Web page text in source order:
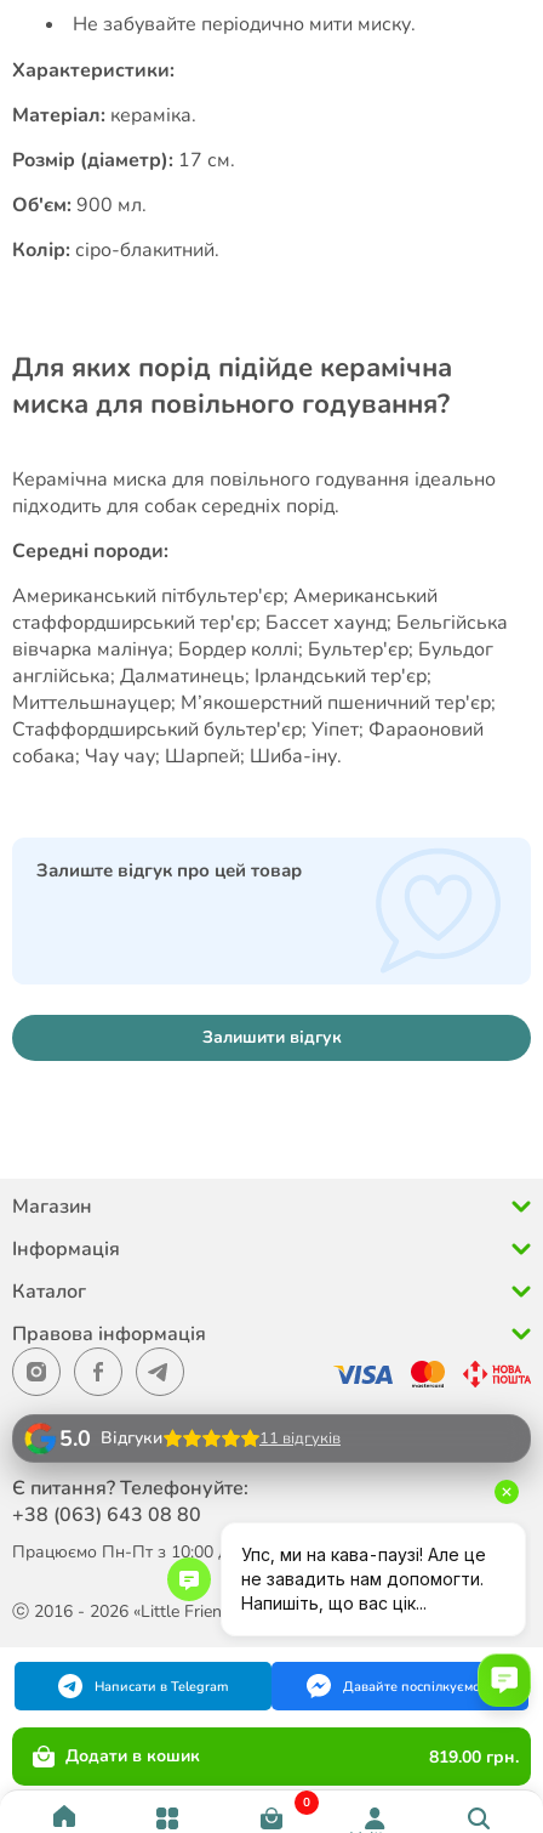
0
Не забувайте періодично мити миску.
Характеристики:
Матеріал: кераміка.
Розмір (діаметр): 17 см.
Об'єм: 900 мл.
Колір: сіро-блакитний.
Для яких порід підійде керамічна
миска для повільного годування?
Керамічна миска для повільного годування ідеально
підходить для собак середніх порід.
Середні породи:
Американський пітбультер'єр; Американський
стаффордширський тер'єр; Бассет хаунд; Бельгійська
вівчарка малінуа; Бордер коллі; Бультер'єр; Бульдог
англійська; Далматинець; Ірландський тер'єр;
Миттельшнауцер; М’якошерстний пшеничний тер'єр;
Стаффордширський бультер'єр; Уіпет; Фараоновий
собака; Чау чау; Шарпей; Шиба-іну.
Залиште відгук про цей товар
Залишити відгук
Додати в кошик 819.00 грн.
Магазин
Інформація
Каталог
Правова інформація
ⓒ 2016 - 2026 «Little Friend»
5.0 Відгуки 11 відгуків
Є питання? Телефонуйте:
+38 (063) 643 08 80
Працюємо Пн-Пт з 10:00 до 18:00
Написати в Telegram Давайте поспілкуємося